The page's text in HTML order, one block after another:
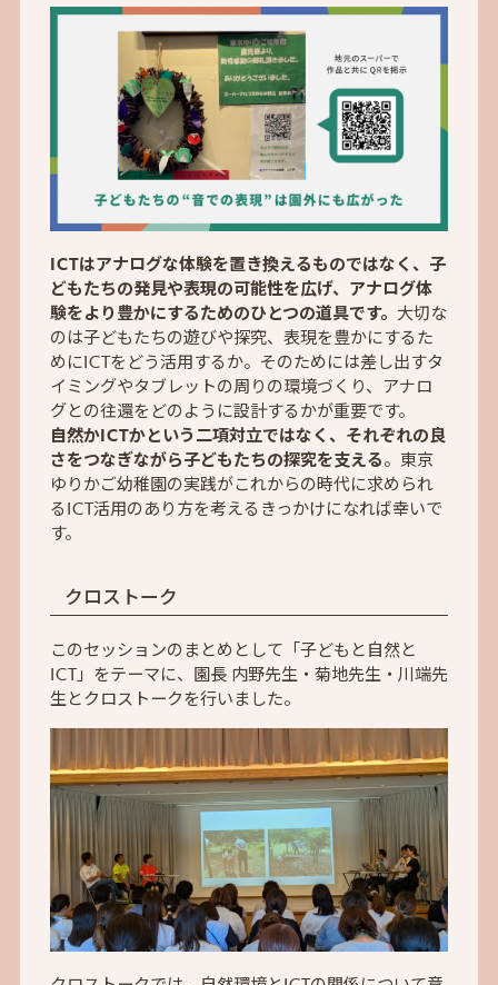
ICTはアナログな体験を置き換えるものではなく、子
どもたちの発見や表現の可能性を広げ、アナログ体
験をより豊かにするためのひとつの道具です。 大切な
のは子どもたちの遊びや探究、表現を豊かにするた
めにICTをどう活用するか。そのためには差し出すタ
イミングやタブレットの周りの環境づくり、アナロ
グとの往還をどのように設計するかが重要です。
自然かICTかという二項対立ではなく、それぞれの良
さをつなぎながら子どもたちの探究を支える。東京
ゆりかご幼稚園の実践がこれからの時代に求められ
るICT活用のあり方を考えるきっかけになれば幸いで
す。
クロストーク
このセッションのまとめとして「子どもと自然と
ICT」をテーマに、園長 内野先生・菊地先生・川端先
生とクロストークを行いました。